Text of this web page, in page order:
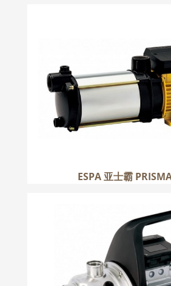
ESPA 亚士霸
更多
ESPA 亚士霸
更多